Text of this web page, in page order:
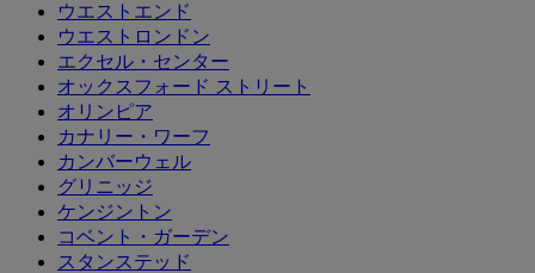
ウエストエンド
ウエストロンドン
エクセル・センター
オックスフォード ストリート
オリンピア
カナリー・ワーフ
カンバーウェル
グリニッジ
ケンジントン
コベント・ガーデン
スタンステッド